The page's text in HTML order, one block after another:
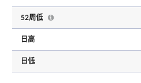
52周低
日高
日低